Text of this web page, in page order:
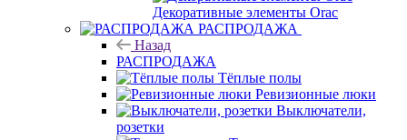
Декоративные элементы Orac
РАСПРОДАЖА
Назад
РАСПРОДАЖА
Тёплые полы
Ревизионные люки
Выключатели,
розетки